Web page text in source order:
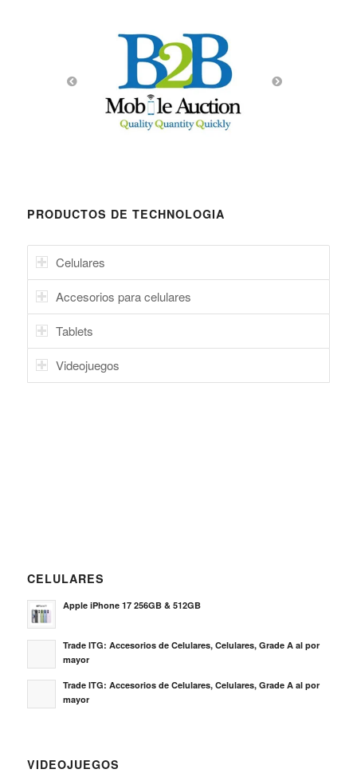
PRODUCTOS DE TECHNOLOGIA
Celulares
Accesorios para celulares
Tablets
Videojuegos
CELULARES
Apple iPhone 17 256GB & 512GB
Trade ITG: Accesorios de Celulares, Celulares, Grade A al por
mayor
Trade ITG: Accesorios de Celulares, Celulares, Grade A al por
mayor
VIDEOJUEGOS